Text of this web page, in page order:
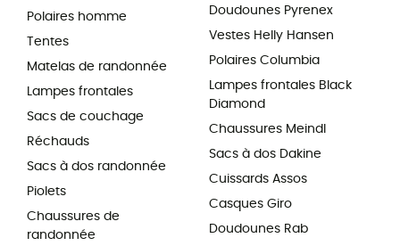
Polaires homme
Tentes
Matelas de randonnée
Lampes frontales
Sacs de couchage
Réchauds
Sacs à dos randonnée
Piolets
Chaussures de
randonnée
Doudounes Pyrenex
Vestes Helly Hansen
Polaires Columbia
Lampes frontales Black
Diamond
Chaussures Meindl
Sacs à dos Dakine
Cuissards Assos
Casques Giro
Doudounes Rab